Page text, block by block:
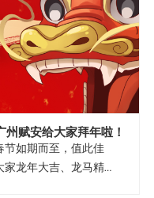
赋安给大家拜年啦！
节如期而至，值此佳
家龙年大吉、龙马精